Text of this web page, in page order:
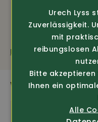
Länge Gr. L = 74 cm.
AUSSTATTUNG
Fragen zum Produkt
WEITERE
Urech Lyss
Zuverlässigkeit.
mit
reibungslosen
Bitte akzeptieren
Ihnen ein
Alle